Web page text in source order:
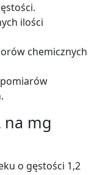
ilości
chemicznych
na mg
o gęstości 1,2